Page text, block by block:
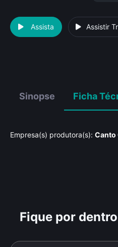
Assista Assistir
Sinopse Ficha
Empresa(s) produtora(s): Canto
Fique por